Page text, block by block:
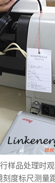
样品处理时
度标尺测量